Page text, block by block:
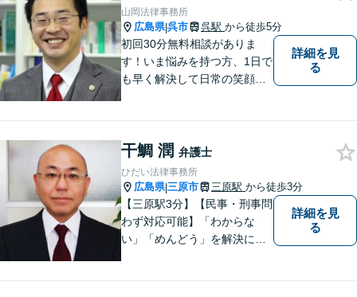
山岡法律事務所
広島県|呉市 呉駅 から徒歩5分
初回30分無料相談がありま
す！いま悩みを持つ方、1日で
も早く解決して日常の笑顔を
個人様・法人様の問題に幅広
く対応しています。
詳細を見
る
干鯛 潤 弁護士
ひだい法律事務所
広島県|三原市 三原駅 から徒歩3分
【三原駅3分】【民事・刑事問
わず対応可能】「わからな
い」「めんどう」を解決に導
詳細を見
る